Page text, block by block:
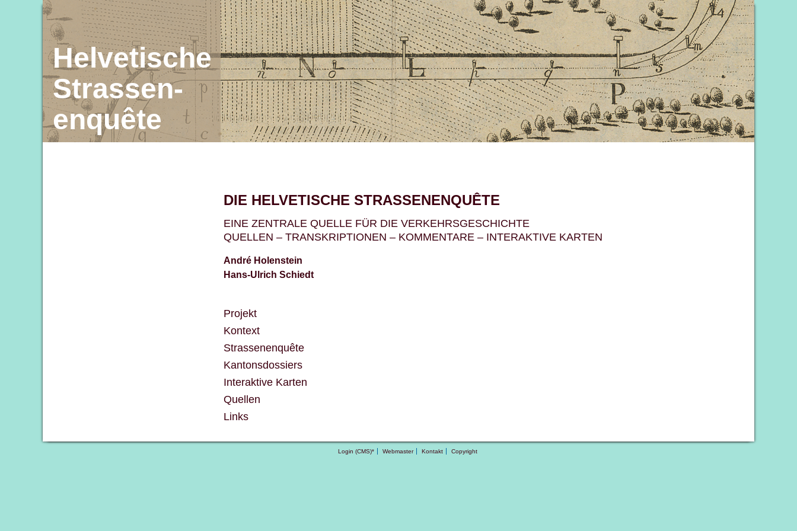
Jump to navigation
Helvetische
Strassen-
enquête
DIE HELVETISCHE STRASSENENQUÊTE
EINE ZENTRALE QUELLE FÜR DIE VERKEHRSGESCHICHTE
QUELLEN – TRANSKRIPTIONEN – KOMMENTARE – INTERAKTIVE KARTEN
André Holenstein
Hans-Ulrich Schiedt
Projekt
Kontext
Strassenenquête
Kantonsdossiers
Interaktive Karten
Quellen
Links
Login (CMS)* Webmaster Kontakt Copyright